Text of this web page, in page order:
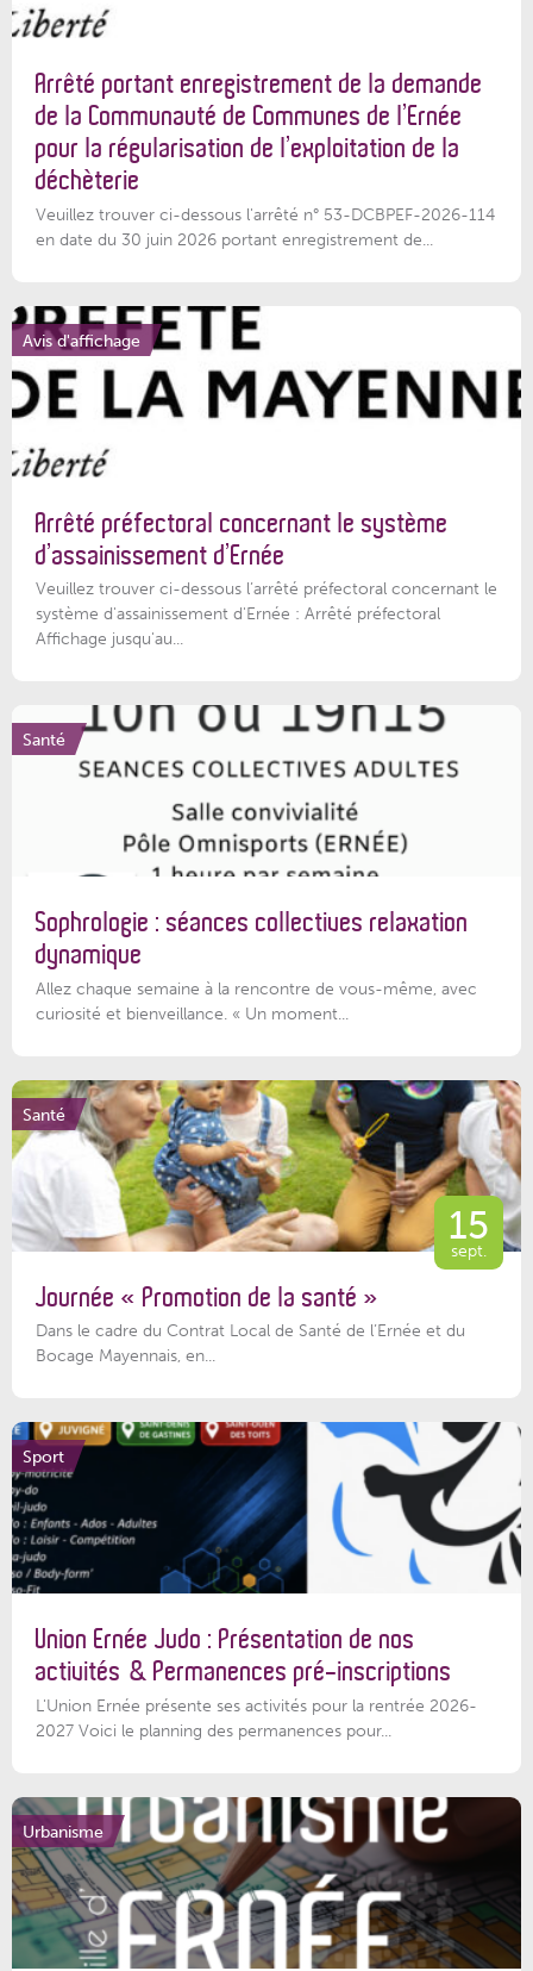
Arrêté portant enregistrement de la demande
de la Communauté de Communes de l’Ernée
pour la régularisation de l’exploitation de la
déchèterie
Veuillez trouver ci-dessous l'arrêté n° 53-DCBPEF-2026-114
en date du 30 juin 2026 portant enregistrement de...
Avis d'affichage
Arrêté préfectoral concernant le système
d’assainissement d’Ernée
Veuillez trouver ci-dessous l’arrêté préfectoral concernant le
système d'assainissement d'Ernée : Arrêté préfectoral
Affichage jusqu'au...
Santé
Sophrologie : séances collectives relaxation
dynamique
Allez chaque semaine à la rencontre de vous-même, avec
curiosité et bienveillance. « Un moment...
Santé
15
sept.
Journée « Promotion de la santé »
Dans le cadre du Contrat Local de Santé de l’Ernée et du
Bocage Mayennais, en...
Sport
Union Ernée Judo : Présentation de nos
activités & Permanences pré-inscriptions
L'Union Ernée présente ses activités pour la rentrée 2026-
2027 Voici le planning des permanences pour...
Urbanisme